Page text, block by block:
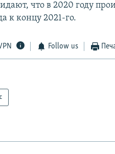
что в 2020 году
к концу 2021-го.
Follow us